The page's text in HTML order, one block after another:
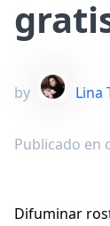
by Lina
Publicado en
Difuminar